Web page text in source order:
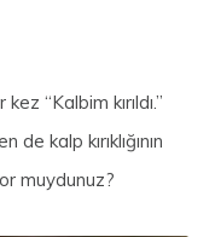
“Kalbim kırıldı.”
kalp kırıklığının
muydunuz?